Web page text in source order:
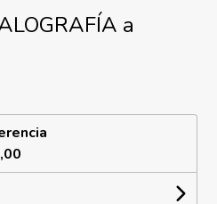
a